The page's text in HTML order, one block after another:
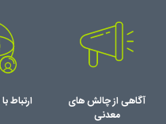
آگاهی از چالش های
معدنی
ارتباط